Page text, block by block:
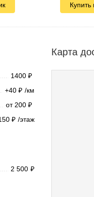
Купить
1400 ₽
+40 ₽ /км
от 200 ₽
₽ /этаж
2 500 ₽
Карта